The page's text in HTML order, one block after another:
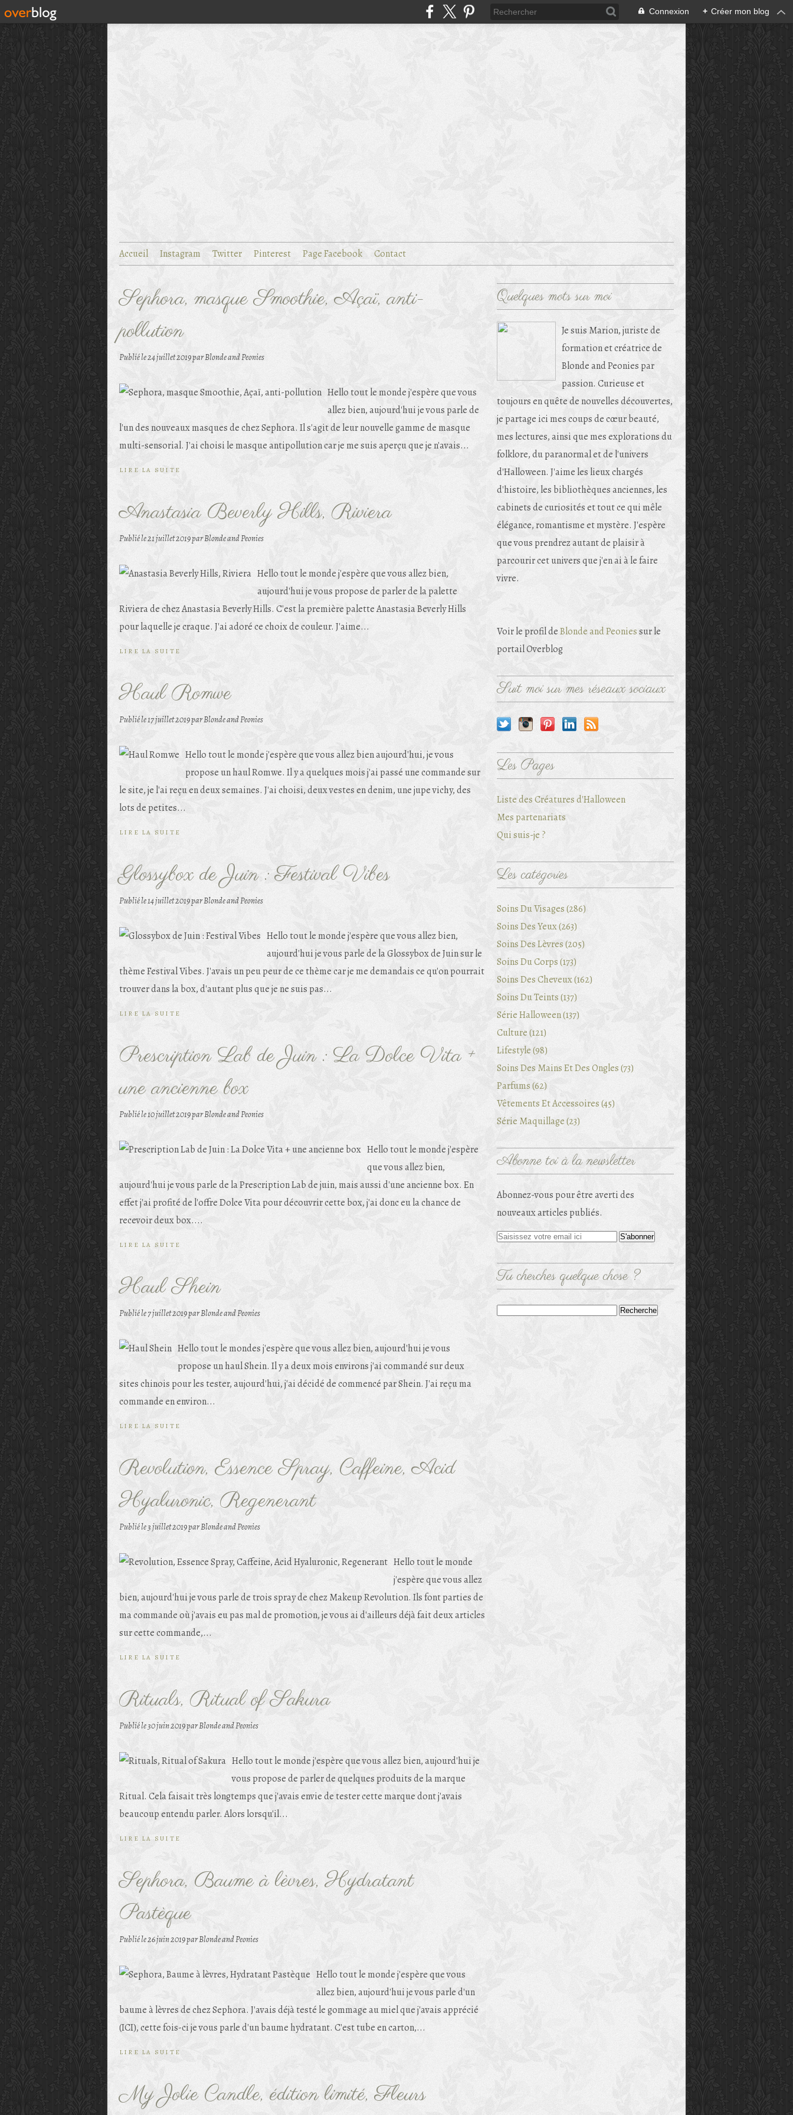
Connexion + Créer mon blog
Accueil Instagram Twitter Pinterest Page Facebook Contact
Sephora, masque Smoothie, Açaï, anti-
pollution
Publié le24 juillet 2019par Blonde and Peonies
Hello tout le monde j'espère que vous
allez bien, aujourd'hui je vous parle de
l'un des nouveaux masques de chez Sephora. Il s'agit de leur nouvelle gamme de masque
multi-sensorial. J'ai choisi le masque antipollution car je me suis aperçu que je n'avais...
LIRE LA SUITE
Anastasia Beverly Hills, Riviera
Publié le21 juillet 2019par Blonde and Peonies
Hello tout le monde j'espère que vous allez bien,
aujourd'hui je vous propose de parler de la palette
Riviera de chez Anastasia Beverly Hills. C'est la première palette Anastasia Beverly Hills
pour laquelle je craque. J'ai adoré ce choix de couleur. J'aime...
LIRE LA SUITE
Haul Romwe
Publié le17 juillet 2019par Blonde and Peonies
Hello tout le monde j'espère que vous allez bien aujourd'hui, je vous
propose un haul Romwe. Il y a quelques mois j'ai passé une commande sur
le site, je l'ai reçu en deux semaines. J'ai choisi, deux vestes en denim, une jupe vichy, des
lots de petites...
LIRE LA SUITE
Glossybox de Juin : Festival Vibes
Publié le14 juillet 2019par Blonde and Peonies
Hello tout le monde j'espère que vous allez bien,
aujourd'hui je vous parle de la Glossybox de Juin sur le
thème Festival Vibes. J'avais un peu peur de ce thème car je me demandais ce qu'on pourrait
trouver dans la box, d'autant plus que je ne suis pas...
LIRE LA SUITE
Prescription Lab de Juin : La Dolce Vita +
une ancienne box
Publié le10 juillet 2019par Blonde and Peonies
Hello tout le monde j'espère
que vous allez bien,
aujourd'hui je vous parle de la Prescription Lab de juin, mais aussi d'une ancienne box. En
effet j'ai profité de l'offre Dolce Vita pour découvrir cette box, j'ai donc eu la chance de
recevoir deux box....
LIRE LA SUITE
Haul Shein
Publié le7 juillet 2019par Blonde and Peonies
Hello tout le mondes j'espère que vous allez bien, aujourd'hui je vous
propose un haul Shein. Il y a deux mois environs j'ai commandé sur deux
sites chinois pour les tester, aujourd'hui, j'ai décidé de commencé par Shein. J'ai reçu ma
commande en environ...
LIRE LA SUITE
Revolution, Essence Spray, Caffeine, Acid
Hyaluronic, Regenerant
Publié le3 juillet 2019par Blonde and Peonies
Hello tout le monde
j'espère que vous allez
bien, aujourd'hui je vous parle de trois spray de chez Makeup Revolution. Ils font parties de
ma commande où j'avais eu pas mal de promotion, je vous ai d'ailleurs déjà fait deux articles
sur cette commande,...
LIRE LA SUITE
Rituals, Ritual of Sakura
Publié le30 juin 2019par Blonde and Peonies
Hello tout le monde j'espère que vous allez bien, aujourd'hui je
vous propose de parler de quelques produits de la marque
Ritual. Cela faisait très longtemps que j'avais envie de tester cette marque dont j'avais
beaucoup entendu parler. Alors lorsqu'il...
LIRE LA SUITE
Sephora, Baume à lèvres, Hydratant
Pastèque
Publié le26 juin 2019par Blonde and Peonies
Hello tout le monde j'espère que vous
allez bien, aujourd'hui je vous parle d'un
baume à lèvres de chez Sephora. J'avais déjà testé le gommage au miel que j'avais apprécié
(ICI), cette fois-ci je vous parle d'un baume hydratant. C'est tube en carton,...
LIRE LA SUITE
My Jolie Candle, édition limité, Fleurs
Quelques mots sur moi
Je suis Marion, juriste de
formation et créatrice de
Blonde and Peonies par
passion. Curieuse et
toujours en quête de nouvelles découvertes,
je partage ici mes coups de cœur beauté,
mes lectures, ainsi que mes explorations du
folklore, du paranormal et de l'univers
d'Halloween. J'aime les lieux chargés
d'histoire, les bibliothèques anciennes, les
cabinets de curiosités et tout ce qui mêle
élégance, romantisme et mystère. J'espère
que vous prendrez autant de plaisir à
parcourir cet univers que j'en ai à le faire
vivre.
Voir le profil deBlonde and Peoniessur le
portail Overblog
Suit moi sur mes réseaux sociaux
Les Pages
Liste des Créatures d'Halloween
Mes partenariats
Qui suis-je ?
Les catégories
Soins Du Visages (286)
Soins Des Yeux (263)
Soins Des Lèvres (205)
Soins Du Corps (173)
Soins Des Cheveux (162)
Soins Du Teints (137)
Série Halloween (137)
Culture (121)
Lifestyle (98)
Soins Des Mains Et Des Ongles (73)
Parfums (62)
Vêtements Et Accessoires (45)
Série Maquillage (23)
Abonne toi à la newsletter
Abonnez-vous pour être averti des
nouveaux articles publiés.
Tu cherches quelque chose ?